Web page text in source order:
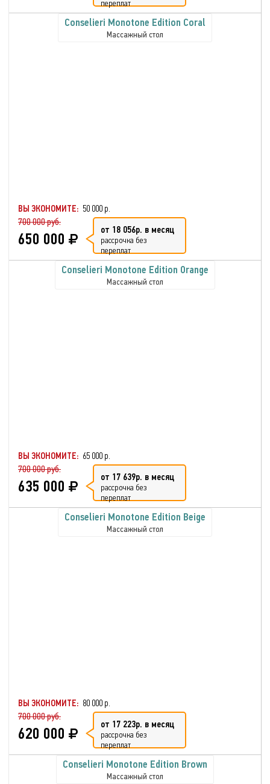
переплат
Conselieri Monotone Edition Coral
Массажный стол
ВЫ ЭКОНОМИТЕ: 50 000 р.
700 000 руб.
650 000 от 18 056р. в месяц
рассрочка без
переплат
Conselieri Monotone Edition Orange
Массажный стол
ВЫ ЭКОНОМИТЕ: 65 000 р.
700 000 руб.
635 000 от 17 639р. в месяц
рассрочка без
переплат
Conselieri Monotone Edition Beige
Массажный стол
ВЫ ЭКОНОМИТЕ: 80 000 р.
700 000 руб.
620 000 от 17 223р. в месяц
рассрочка без
переплат
Conselieri Monotone Edition Brown
Массажный стол